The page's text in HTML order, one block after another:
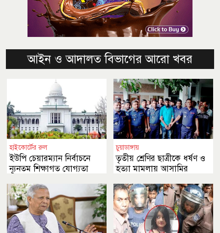
আইন ও আদালত বিভাগের আরো খবর
হাইকোর্টের রুল
ইউপি চেয়ারম্যান নির্বাচনে
ন্যূনতম শিক্ষাগত যোগ্যতা
চুয়াডাঙ্গায়
তৃতীয় শ্রেণির ছাত্রীকে ধর্ষণ ও
হত্যা মামলায় আসামির